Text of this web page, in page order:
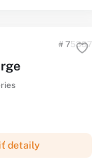
# 75397
detaily